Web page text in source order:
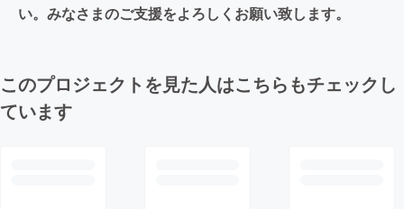
い。みなさまのご支援をよろしくお願い致します。
このプロジェクトを見た人はこちらもチェックし
ています